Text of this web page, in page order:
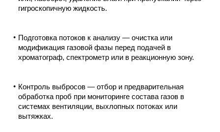
гигроскопичную жидкость.
Подготовка потоков к анализу — очистка или
модификация газовой фазы перед подачей в
хроматограф, спектрометр или в реакционную зону.
Контроль выбросов — отбор и предварительная
обработка проб при мониторинге состава газов в
системах вентиляции, выхлопных потоках или
вытяжках.